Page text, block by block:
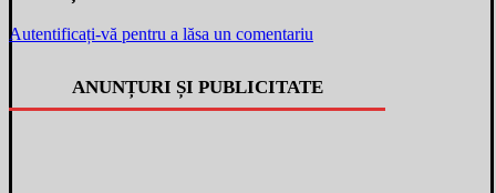
Autentificați-vă pentru a lăsa un comentariu
ANUNȚURI ȘI PUBLICITATE